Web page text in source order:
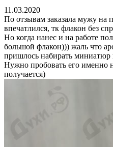
11.03.2020
По отзывам заказала мужу на
впечатлился, тк флакон без
Но когда нанес и на работе
большой флакон))) жаль что
пришлось набирать миниатюр
Нужно пробовать его именно
получается)